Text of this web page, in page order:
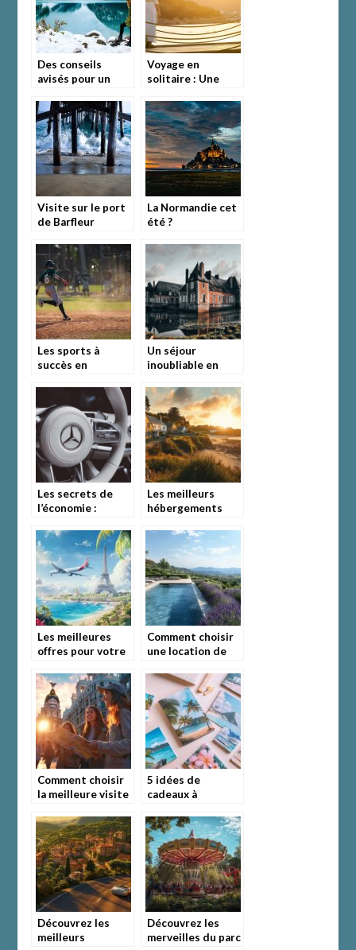
Des conseils
avisés pour un
réussi
Voyage en
solitaire : Une
enrichissante
Visite sur le port
de Barfleur
La Normandie cet
été ?
Les sports à
succès en
Un séjour
inoubliable en
plongez dans
l’atmosphère
unique d’une
chambre d’hôte
Les secrets de
l’économie :
économiser sur la
location de
voiture
Les meilleurs
hébergements
pour un séjour
inoubliable
Les meilleures
offres pour votre
Domingue:
Découvrez les
incontournables
Comment choisir
une location de
Provence et dans
le Var pour des
vacances
inoubliables
Comment choisir
la meilleure visite
Madrid ?
5 idées de
cadeaux à
plus belles photos
de vacances
Découvrez les
meilleurs
Découvrez les
merveilles du parc